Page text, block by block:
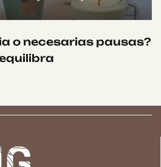
o necesarias pausas?